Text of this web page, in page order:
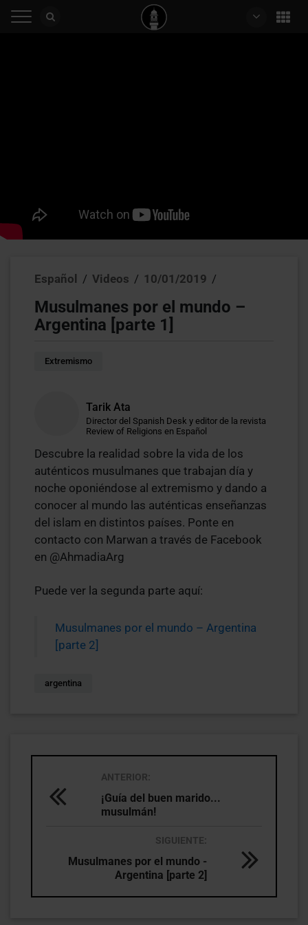
Español / Videos / 10/01/2019 /
Musulmanes por el mundo –
Argentina [parte 1]
Extremismo
Tarik Ata
Director del Spanish Desk y editor de la revista
Review of Religions en Español
Descubre la realidad sobre la vida de los
auténticos musulmanes que trabajan día y
noche oponiéndose al extremismo y dando a
conocer al mundo las auténticas enseñanzas
del islam en distintos países. Ponte en
contacto con Marwan a través de Facebook
en @AhmadiaArg
Puede ver la segunda parte aquí:
Musulmanes por el mundo – Argentina
[parte 2]
argentina
ANTERIOR:
¡Guía del buen marido...
musulmán!
SIGUIENTE:
Musulmanes por el mundo -
Argentina [parte 2]